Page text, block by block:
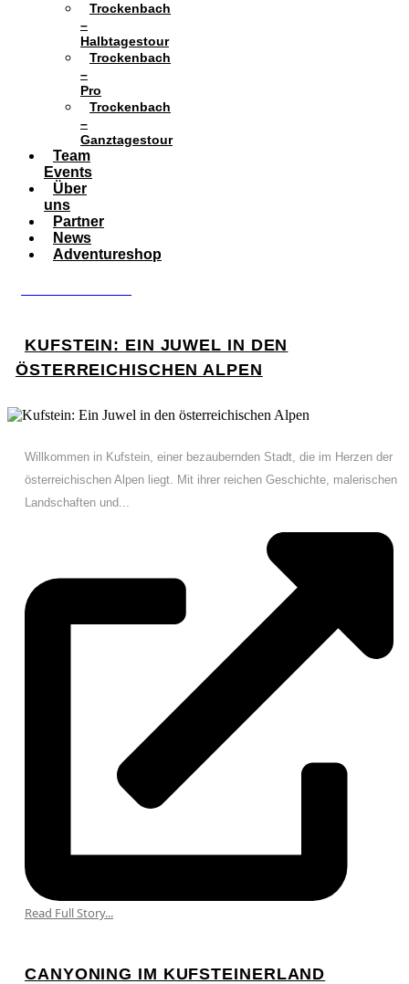
Trockenbach
–
Halbtagestour
Trockenbach
–
Pro
Trockenbach
–
Ganztagestour
Team
Events
Über
uns
Partner
News
Adventureshop
KUFSTEIN: EIN JUWEL IN DEN
ÖSTERREICHISCHEN ALPEN
Willkommen in Kufstein, einer bezaubernden Stadt, die im Herzen der
österreichischen Alpen liegt. Mit ihrer reichen Geschichte, malerischen
Landschaften und...
Read Full Story...
CANYONING IM KUFSTEINERLAND